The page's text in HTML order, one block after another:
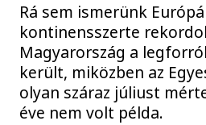
Rá sem ismerünk
kontinensszerte
Magyarország a
került, miközben az
olyan száraz júliust
éve nem volt példa.